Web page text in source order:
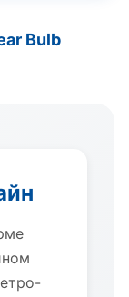
Bulb